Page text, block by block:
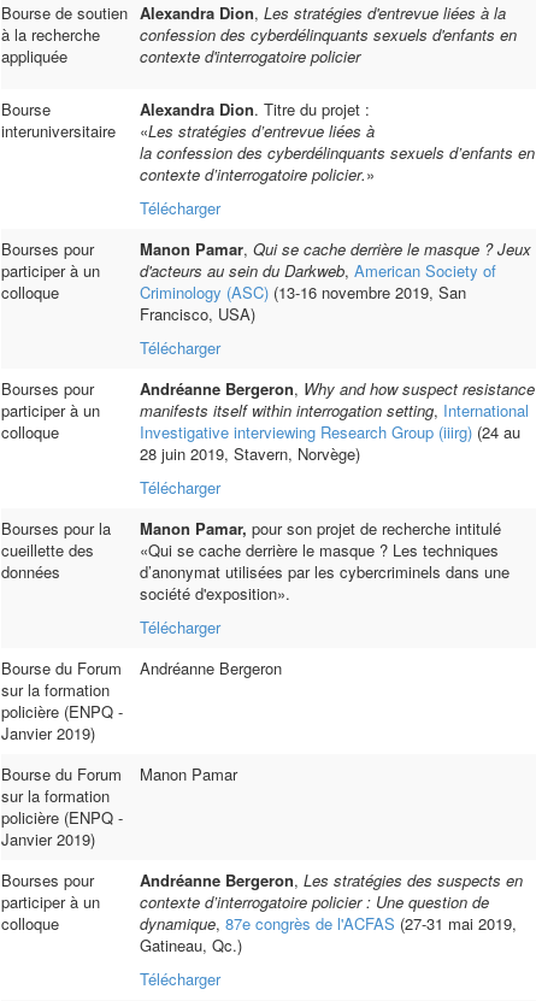
Bourse de soutien
à la recherche
appliquée
Alexandra Dion, Les stratégies d'entrevue liées à la
confession des cyberdélinquants sexuels d'enfants en
contexte d'interrogatoire policier
Bourse
interuniversitaire
Alexandra Dion. Titre du projet :
«Les stratégies d’entrevue liées à
la confession des cyberdélinquants sexuels d’enfants en
contexte d’interrogatoire policier.»
Télécharger
Bourses pour
participer à un
colloque
Manon Pamar, Qui se cache derrière le masque ? Jeux
d'acteurs au sein du Darkweb, American Society of
Criminology (ASC) (13-16 novembre 2019, San
Francisco, USA)
Télécharger
Bourses pour
participer à un
colloque
Andréanne Bergeron, Why and how suspect resistance
manifests itself within interrogation setting, International
Investigative interviewing Research Group (iiirg) (24 au
28 juin 2019, Stavern, Norvège)
Télécharger
Bourses pour la
cueillette des
données
Manon Pamar, pour son projet de recherche intitulé
«Qui se cache derrière le masque ? Les techniques
d’anonymat utilisées par les cybercriminels dans une
société d'exposition».
Télécharger
Bourse du Forum
sur la formation
policière (ENPQ -
Janvier 2019)
Andréanne Bergeron
Bourse du Forum
sur la formation
policière (ENPQ -
Janvier 2019)
Manon Pamar
Bourses pour
participer à un
colloque
Andréanne Bergeron, Les stratégies des suspects en
contexte d’interrogatoire policier : Une question de
dynamique, 87e congrès de l'ACFAS (27-31 mai 2019,
Gatineau, Qc.)
Télécharger